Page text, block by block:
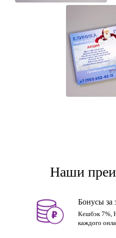
Наши
Бонусы за
Кешбэк 7%,
каждого